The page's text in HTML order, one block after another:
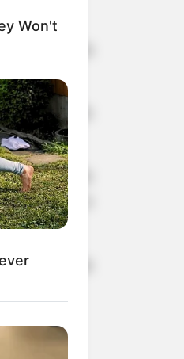
para
planejado
diretor do
Saúde, e
programas
Won't